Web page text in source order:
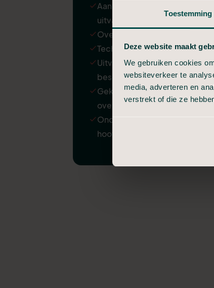
Toestemming
Deze website maakt
We gebruiken cookies
websiteverkeer te
media, adverteren en
verstrekt of die ze
Aannemen en regelen van de
uitvaart
Overbrenging van de
Technische verzorging
Uitvaartkist met een kleine
beschadiging
Gekoelde bewaring van
overledene
Ondersteuning door
hoofdkantoor